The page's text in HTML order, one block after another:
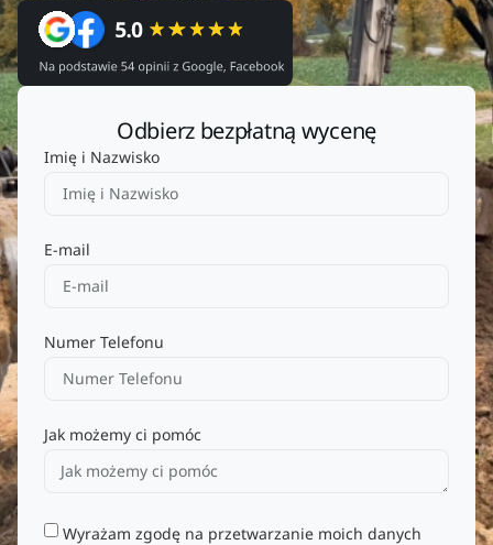
Odbierz bezpłatną wycenę
Imię i Nazwisko
E-mail
Numer Telefonu
Jak możemy ci pomóc
Wyrażam zgodę na przetwarzanie moich danych